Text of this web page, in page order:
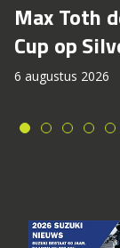
Max Toth
Cup op
6 augustus 2026